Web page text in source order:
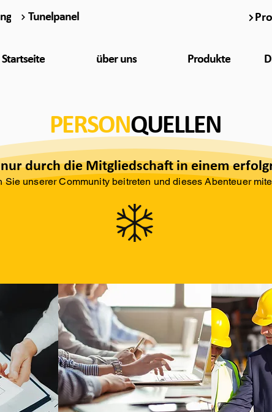
Tunelpanel
Produkte
über uns
Startseite
PERSONQUELLEN
durch die Mitgliedschaft in einem
Sie unserer Community beitreten und dieses Abenteuer